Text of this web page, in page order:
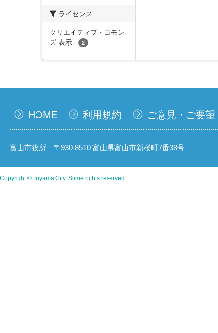
ライセンス
クリエイティブ・コモン
ズ 表示 - 2
HOME 利用規約 ご意見・ご要望
富山市役所 〒930-8510 富山県富山市新桜町7番38号
Copyright © Toyama City. Some rights reserved.